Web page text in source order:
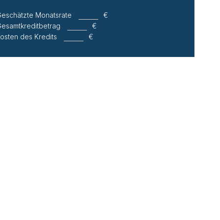
Monatsrate
€
€
des Kredits
€